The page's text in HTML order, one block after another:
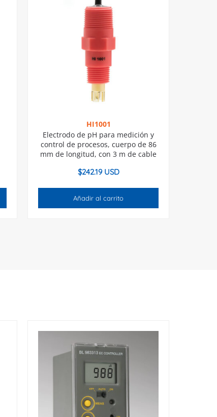
HI1001
Electrodo de pH para medición y
control de procesos, cuerpo de 86
mm de longitud, con 3 m de cable
$242.19 USD
Añadir al carrito